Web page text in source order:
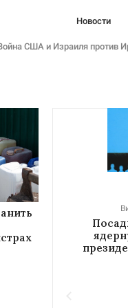
Новости
США и Израиля против